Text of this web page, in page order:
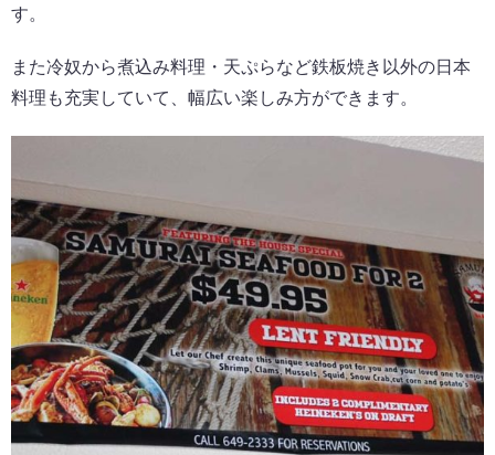
す。
また冷奴から煮込み料理・天ぷらなど鉄板焼き以外の日本
料理も充実していて、幅広い楽しみ方ができます。